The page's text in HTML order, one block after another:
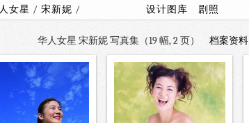
女星 / 宋新妮 / 设计图库 剧照
华人女星 宋新妮 写真集（19 幅, 2 页） 档案资料